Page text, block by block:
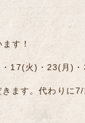
す！
17(火)・23(月)・
ます。代わりに